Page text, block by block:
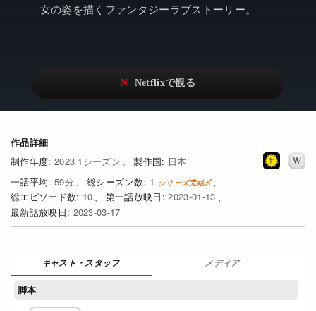
Netflixオリジナル作品
日本語吹替対応作品
その他の国のTV番組
Netflix Video
Netflix 吹替版作品
Netflix 高い評価の海外作品
みんなの作品レビュー
Watchlist
過去の配信終了作品
Get Freaxフォーラム
女の姿を描くファンタジーラブストーリー。
作品詳細
2023 1シーズン
日本
59
1
10
2023-01-13
2023-03-17
メディア
脚本